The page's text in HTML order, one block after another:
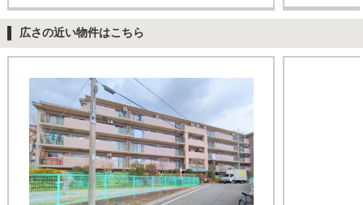
広さの近い物件はこちら